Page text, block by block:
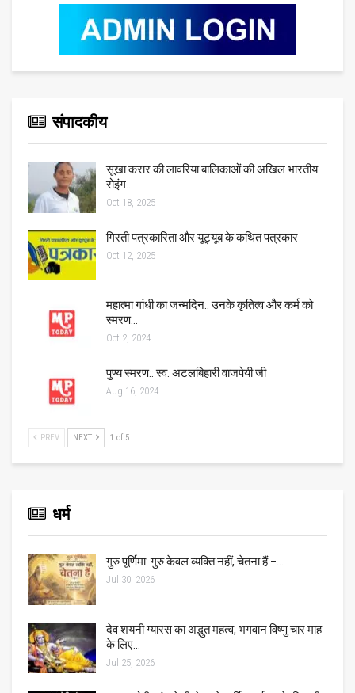
संपादकीय
सूखा करार की लावरिया बालिकाओं की अखिल भारतीय
रोइंग…
Oct 18, 2025
गिरती पत्रकारिता और यूट्यूब के कथित पत्रकार
Oct 12, 2025
महात्मा गांधी का जन्मदिन:: उनके कृतित्व और कर्म को
स्मरण…
Oct 2, 2024
पुण्य स्मरण:: स्व. अटलबिहारी वाजपेयी जी
Aug 16, 2024
PREV NEXT 1 of 5
धर्म
गुरु पूर्णिमा: गुरु केवल व्यक्ति नहीं, चेतना हैं –…
Jul 30, 2026
देव शयनी ग्यारस का अद्भुत महत्व, भगवान विष्णु चार माह
के लिए…
Jul 25, 2026